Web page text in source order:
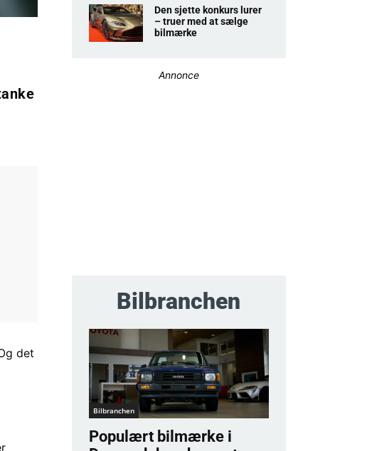
det
Den sjette konkurs lurer
– truer med at sælge
bilmærke
Annonce
Bilbranchen
Bilbranchen
Populært bilmærke i